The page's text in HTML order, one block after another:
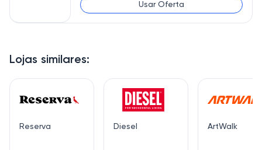
Lojas similares:
Reserva Diesel ArtWalk
Usar Oferta